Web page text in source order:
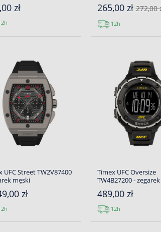
zł 265,00 zł272,00
12h
UFC Street TW2V87400
męski
zł
Timex UFC Oversize
TW4B27200 -
489,00 zł
12h